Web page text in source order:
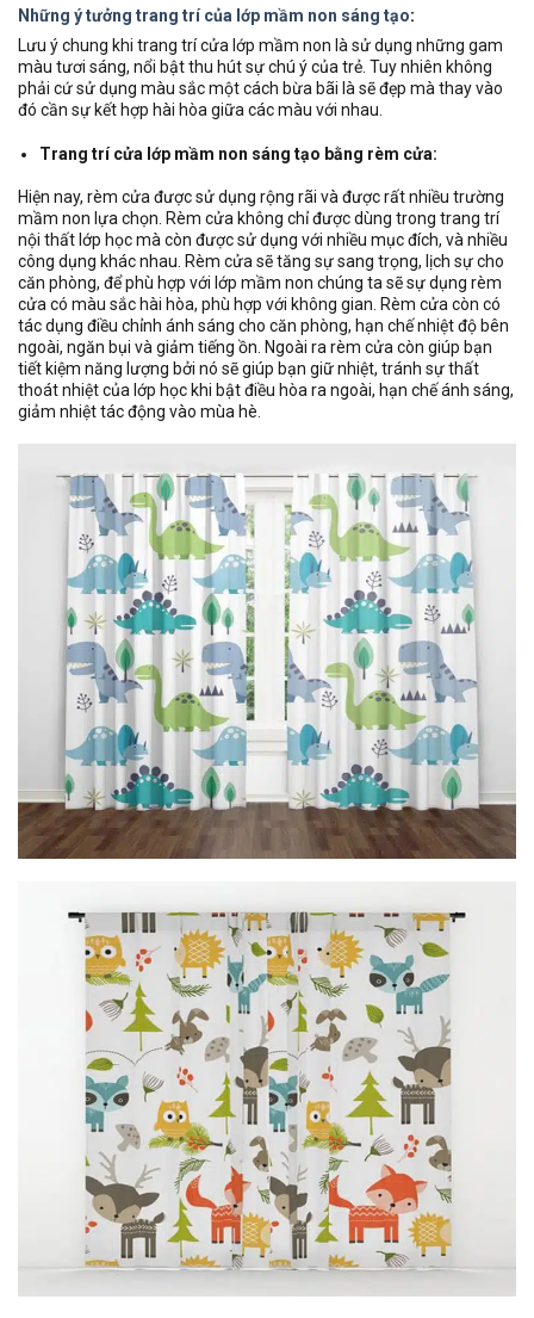
Những ý tưởng trang trí của lớp mầm non sáng tạo:
Lưu ý chung khi trang trí cửa lớp mầm non là sử dụng những gam
màu tươi sáng, nổi bật thu hút sự chú ý của trẻ. Tuy nhiên không
phải cứ sử dụng màu sắc một cách bừa bãi là sẽ đẹp mà thay vào
đó cần sự kết hợp hài hòa giữa các màu với nhau.
Trang trí cửa lớp mầm non sáng tạo bằng rèm cửa:
Hiện nay, rèm cửa được sử dụng rộng rãi và được rất nhiều trường
mầm non lựa chọn. Rèm cửa không chỉ được dùng trong trang trí
nội thất lớp học mà còn được sử dụng với nhiều mục đích, và nhiều
công dụng khác nhau. Rèm cửa sẽ tăng sự sang trọng, lịch sự cho
căn phòng, để phù hợp với lớp mầm non chúng ta sẽ sự dụng rèm
cửa có màu sắc hài hòa, phù hợp với không gian. Rèm cửa còn có
tác dụng điều chỉnh ánh sáng cho căn phòng, hạn chế nhiệt độ bên
ngoài, ngăn bụi và giảm tiếng ồn. Ngoài ra rèm cửa còn giúp bạn
tiết kiệm năng lượng bởi nó sẽ giúp bạn giữ nhiệt, tránh sự thất
thoát nhiệt của lớp học khi bật điều hòa ra ngoài, hạn chế ánh sáng,
giảm nhiệt tác động vào mùa hè.